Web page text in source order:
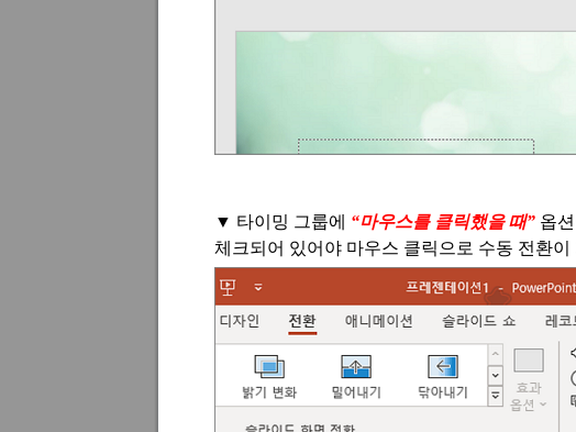
▼ 타이밍 그룹에 “마우스를 클릭했을 때” 옵
체크되어 있어야 마우스 클릭으로 수동 전환이